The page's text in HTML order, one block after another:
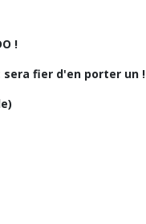
!
sera fier d'en porter un !